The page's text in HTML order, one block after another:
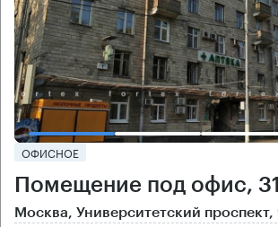
ОФИСНОЕ
Помещение под офис,
Москва, Университетский проспект,